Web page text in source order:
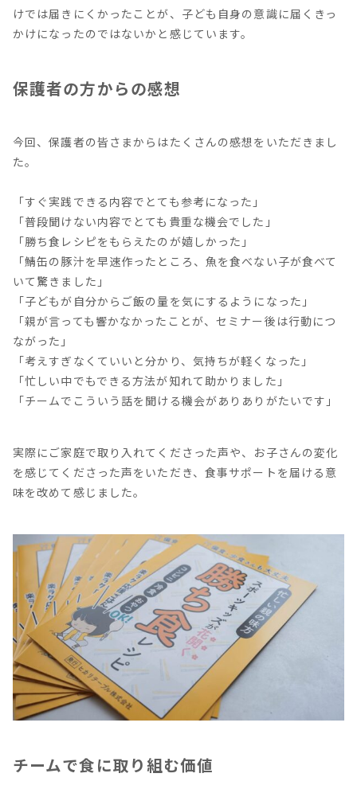
けでは届きにくかったことが、子ども自身の意識に届くきっ
かけになったのではないかと感じています。
保護者の方からの感想
今回、保護者の皆さまからはたくさんの感想をいただきまし
た。
「すぐ実践できる内容でとても参考になった」
「普段聞けない内容でとても貴重な機会でした」
「勝ち食レシピをもらえたのが嬉しかった」
「鯖缶の豚汁を早速作ったところ、魚を食べない子が食べて
いて驚きました」
「子どもが自分からご飯の量を気にするようになった」
「親が言っても響かなかったことが、セミナー後は行動につ
ながった」
「考えすぎなくていいと分かり、気持ちが軽くなった」
「忙しい中でもできる方法が知れて助かりました」
「チームでこういう話を聞ける機会がありありがたいです」
実際にご家庭で取り入れてくださった声や、お子さんの変化
を感じてくださった声をいただき、食事サポートを届ける意
味を改めて感じました。
チームで食に取り組む価値